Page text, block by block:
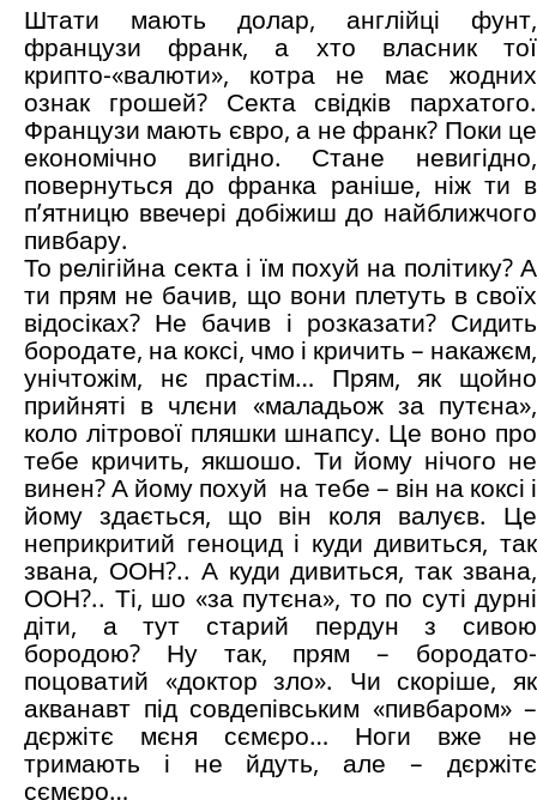
Штати мають долар, англійці фунт,
французи франк, а хто власник тої
крипто-«валюти», котра не має жодних
ознак грошей? Секта свідків пархатого.
Французи мають євро, а не франк? Поки це
економічно вигідно. Стане невигідно,
повернуться до франка раніше, ніж ти в
п’ятницю ввечері добіжиш до найближчого
пивбару.
То релігійна секта і їм похуй на політику? А
ти прям не бачив, що вони плетуть в своїх
відосіках? Не бачив і розказати? Сидить
бородате, на коксі, чмо і кричить – накажєм,
унічтожім, нє прастім… Прям, як щойно
прийняті в члєни «маладьож за путєна»,
коло літрової пляшки шнапсу. Це воно про
тебе кричить, якшошо. Ти йому нічого не
винен? А йому похуй на тебе – він на коксі і
йому здається, що він коля валуєв. Це
неприкритий геноцид і куди дивиться, так
звана, ООН?.. А куди дивиться, так звана,
ООН?.. Ті, шо «за путєна», то по суті дурні
діти, а тут старий пердун з сивою
бородою? Ну так, прям – бородато-
поцоватий «доктор зло». Чи скоріше, як
акванавт під совдепівським «пивбаром» –
дєржітє мєня сємєро… Ноги вже не
тримають і не йдуть, але – дєржітє
сємєро…